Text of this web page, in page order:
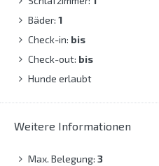
Bäder: 1
Check-in: bis
Check-out: bis
Hunde erlaubt
Weitere Informationen
Max. Belegung: 3